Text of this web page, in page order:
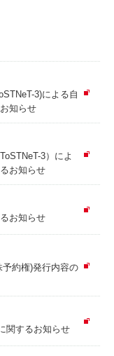
3)による自
知らせ
3）によ
お知らせ
お知らせ
約権)発行内容の
関するお知らせ